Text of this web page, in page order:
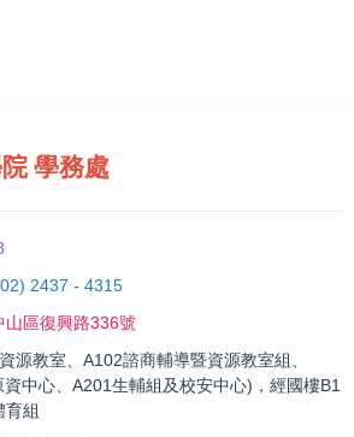
學務處
2437 - 4315
區復興路336號
源教室、A102諮商輔導暨資源教室組、
中心、A201生輔組及校安中心)，經國樓B1
育組